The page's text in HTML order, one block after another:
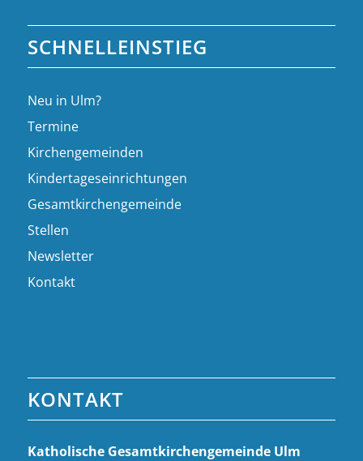
SCHNELLEINSTIEG
Neu in Ulm?
Termine
Kirchengemeinden
Kindertageseinrichtungen
Gesamtkirchengemeinde
Stellen
Newsletter
Kontakt
KONTAKT
Katholische Gesamt­kirchen­gemeinde Ulm